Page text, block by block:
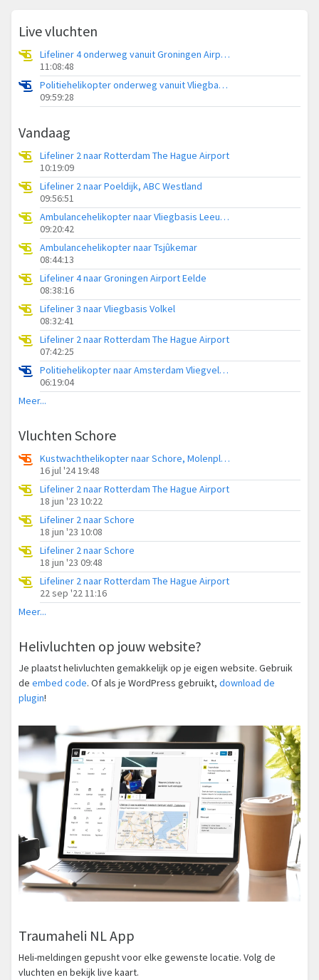
Live vluchten
Lifeliner 4 onderweg vanuit Groningen Airport Eelde
11:08:48
Politiehelikopter onderweg vanuit Vliegbasis Volkel
09:59:28
Vandaag
Lifeliner 2 naar Rotterdam The Hague Airport
10:19:09
Lifeliner 2 naar Poeldijk, ABC Westland
09:56:51
Ambulancehelikopter naar Vliegbasis Leeuwarden
09:20:42
Ambulancehelikopter naar Tsjûkemar
08:44:13
Lifeliner 4 naar Groningen Airport Eelde
08:38:16
Lifeliner 3 naar Vliegbasis Volkel
08:32:41
Lifeliner 2 naar Rotterdam The Hague Airport
07:42:25
Politiehelikopter naar Amsterdam Vliegveld Schiphol
06:19:04
Meer...
Vluchten Schore
Kustwachthelikopter naar Schore, Molenplaat
16 jul '24 19:48
Lifeliner 2 naar Rotterdam The Hague Airport
18 jun '23 10:22
Lifeliner 2 naar Schore
18 jun '23 10:08
Lifeliner 2 naar Schore
18 jun '23 09:48
Lifeliner 2 naar Rotterdam The Hague Airport
22 sep '22 11:16
Meer...
Helivluchten op jouw website?
Je plaatst helivluchten gemakkelijk op je eigen website. Gebruik
de embed code. Of als je WordPress gebruikt, download de
plugin!
Traumaheli NL App
Heli-meldingen gepusht voor elke gewenste locatie. Volg de
vluchten en bekijk live kaart.